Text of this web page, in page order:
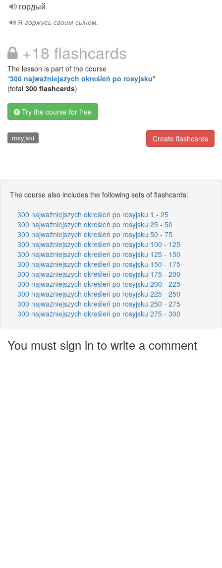
гордый
Я горжусь своим сыном.
+18 flashcards
The lesson is part of the course
"300 najważniejszych określeń po rosyjsku"
(total 300 flashcards)
Try the course for free
Create flashcards
rosyjski
The course also includes the following sets of flashcards:
300 najważniejszych określeń po rosyjsku 1 - 25
300 najważniejszych określeń po rosyjsku 25 - 50
300 najważniejszych określeń po rosyjsku 50 - 75
300 najważniejszych określeń po rosyjsku 100 - 125
300 najważniejszych określeń po rosyjsku 125 - 150
300 najważniejszych określeń po rosyjsku 150 - 175
300 najważniejszych określeń po rosyjsku 175 - 200
300 najważniejszych określeń po rosyjsku 200 - 225
300 najważniejszych określeń po rosyjsku 225 - 250
300 najważniejszych określeń po rosyjsku 250 - 275
300 najważniejszych określeń po rosyjsku 275 - 300
You must sign in to write a comment